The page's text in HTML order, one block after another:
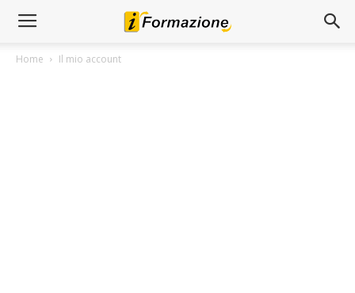
Home Il mio account